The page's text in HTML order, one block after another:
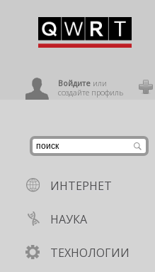
Войдитеили
создайте профиль
ИНТЕРНЕТ
НАУКА
ТЕХНОЛОГИИ